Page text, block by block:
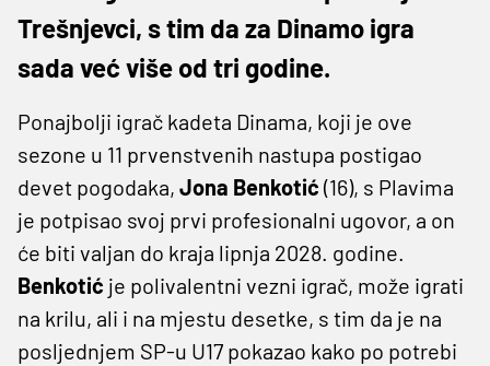
Trešnjevci, s tim da za Dinamo igra
sada već više od tri godine.
Ponajbolji igrač kadeta Dinama, koji je ove
sezone u 11 prvenstvenih nastupa postigao
devet pogodaka, Jona Benkotić (16), s Plavima
je potpisao svoj prvi profesionalni ugovor, a on
će biti valjan do kraja lipnja 2028. godine.
Benkotić je polivalentni vezni igrač, može igrati
na krilu, ali i na mjestu desetke, s tim da je na
posljednjem SP-u U17 pokazao kako po potrebi